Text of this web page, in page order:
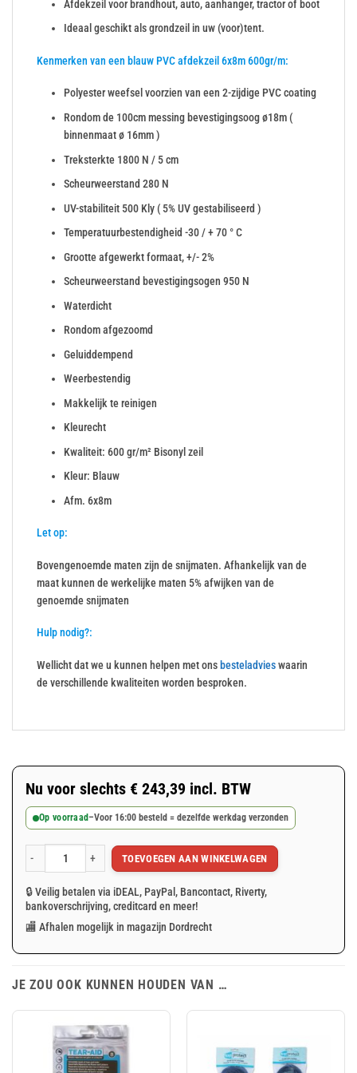
Afdekzeil voor brandhout, auto, aanhanger, tractor of boot
Ideaal geschikt als grondzeil in uw (voor)tent.
Kenmerken van een blauw PVC afdekzeil 6x8m 600gr/m:
Polyester weefsel voorzien van een 2-zijdige PVC coating
Rondom de 100cm messing bevestigingsoog ø18m (
binnenmaat ø 16mm )
Treksterkte 1800 N / 5 cm
Scheurweerstand 280 N
UV-stabiliteit 500 Kly ( 5% UV gestabiliseerd )
Temperatuurbestendigheid -30 / + 70 ° C
Grootte afgewerkt formaat, +/- 2%
Scheurweerstand bevestigingsogen 950 N
Waterdicht
Rondom afgezoomd
Geluiddempend
Weerbestendig
Makkelijk te reinigen
Kleurecht
Kwaliteit: 600 gr/m² Bisonyl zeil
Kleur: Blauw
Afm. 6x8m
Let op:
Bovengenoemde maten zijn de snijmaten. Afhankelijk van de
maat kunnen de werkelijke maten 5% afwijken van de
genoemde snijmaten
Hulp nodig?:
Wellicht dat we u kunnen helpen met ons besteladvieswaarin
de verschillende kwaliteiten worden besproken.
Nu voor slechts € 243,39 incl. BTW
Op voorraad –Voor 16:00 besteld = dezelfde werkdag verzonden
Blauw PVC afdekzeil 6x8m 600gr/m² aantal
TOEVOEGEN AAN WINKELWAGEN
🔒 Veilig betalen via iDEAL, PayPal, Bancontact, Riverty,
bankoverschrijving, creditcard en meer!
🏬 Afhalen mogelijk in magazijn Dordrecht
JE ZOU OOK KUNNEN HOUDEN VAN …